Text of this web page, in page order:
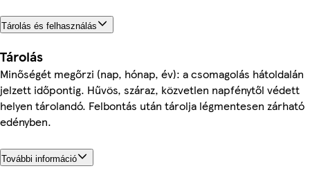
Tárolás és felhasználás
Tárolás
Minőségét megőrzi (nap, hónap, év): a csomagolás hátoldalán
jelzett időpontig. Hűvös, száraz, közvetlen napfénytől védett
helyen tárolandó. Felbontás után tárolja légmentesen zárható
edényben.
További információ